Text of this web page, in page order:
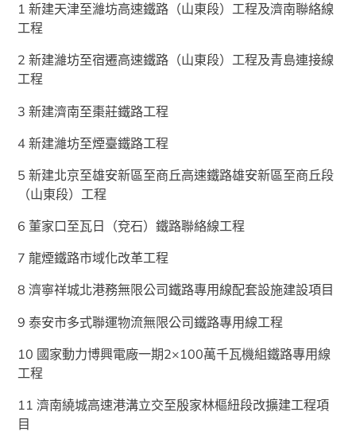
1 新建天津至濰坊高速鐵路（山東段）工程及濟南聯絡線
工程
2 新建濰坊至宿遷高速鐵路（山東段）工程及青島連接線
工程
3 新建濟南至棗莊鐵路工程
4 新建濰坊至煙臺鐵路工程
5 新建北京至雄安新區至商丘高速鐵路雄安新區至商丘段
（山東段）工程
6 董家口至瓦日（兗石）鐵路聯絡線工程
7 龍煙鐵路市域化改革工程
8 濟寧祥城北港務無限公司鐵路專用線配套設施建設項目
9 泰安市多式聯運物流無限公司鐵路專用線工程
10 國家動力博興電廠一期2×100萬千瓦機組鐵路專用線
工程
11 濟南繞城高速港溝立交至殷家林樞紐段改擴建工程項
目